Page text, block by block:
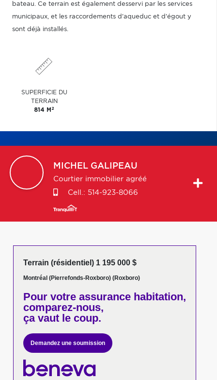
bateau. Ce terrain est également desservi par les services
municipaux, et les raccordements d'aqueduc et d'égout y
sont déjà installés.
SUPERFICIE DU
TERRAIN
814 M 2
MICHEL GALIPEAU
Courtier immobilier agréé
Cell.: 514-923-8066
Terrain (résidentiel) 1 195 000 $
Montréal (Pierrefonds-Roxboro) (Roxboro)
Pour votreassurance habitation,
comparez-nous,
ça vaut le coup.
Demandez une soumission